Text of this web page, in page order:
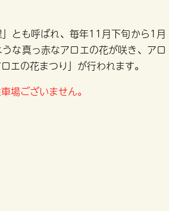
とも呼ばれ、毎年11月下旬から1月
な真っ赤なアロエの花が咲き、アロ
エの花まつり」が行われます。
場ございません。